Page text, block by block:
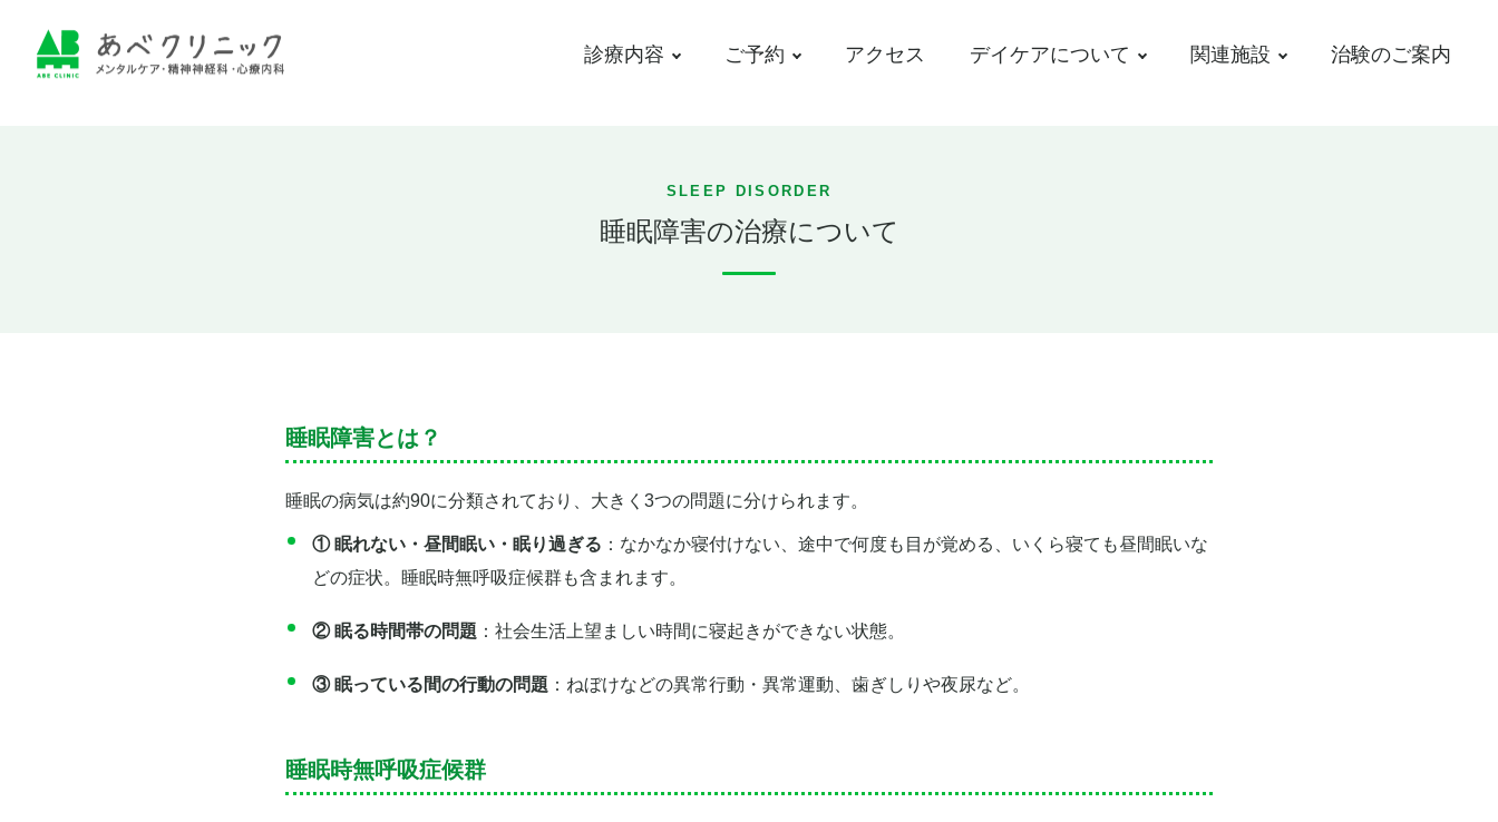
診療内容 ご予約 アクセス デイケアについて 関連施設 治験のご案内
SLEEP DISORDER
睡眠障害の治療について
睡眠障害とは？
睡眠の病気は約90に分類されており、大きく3つの問題に分けられます。
① 眠れない・昼間眠い・眠り過ぎる ：なかなか寝付けない、途中で何度も目が覚める、いくら寝ても昼間眠いな
どの症状。睡眠時無呼吸症候群も含まれます。
② 眠る時間帯の問題 ：社会生活上望ましい時間に寝起きができない状態。
③ 眠っている間の行動の問題 ：ねぼけなどの異常行動・異常運動、歯ぎしりや夜尿など。
睡眠時無呼吸症候群